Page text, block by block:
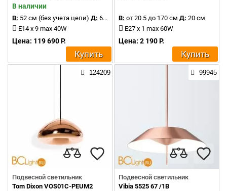
В наличии
В: 52 см (без учета цепи) Д: 66 см
E14 x 9 max 40W
Цена: 119 690 Р.
Купить
В: от 20.5 до 170 см Д: 20 см
E27 x 1 max 60W
Цена: 2 190 Р.
Купить
124209
Подвесной светильник
Tom Dixon VOS01C-PEUM2
99945
Подвесной светильник
Vibia 5525 67 /1B